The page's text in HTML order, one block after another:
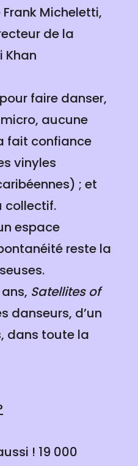
Micheletti,
de la
Khan
faire danser,
aucune
fait confiance
vinyles
; et
collectif.
espace
reste la
Satellites of
danseurs, d’un
dans toute la
! 19 000